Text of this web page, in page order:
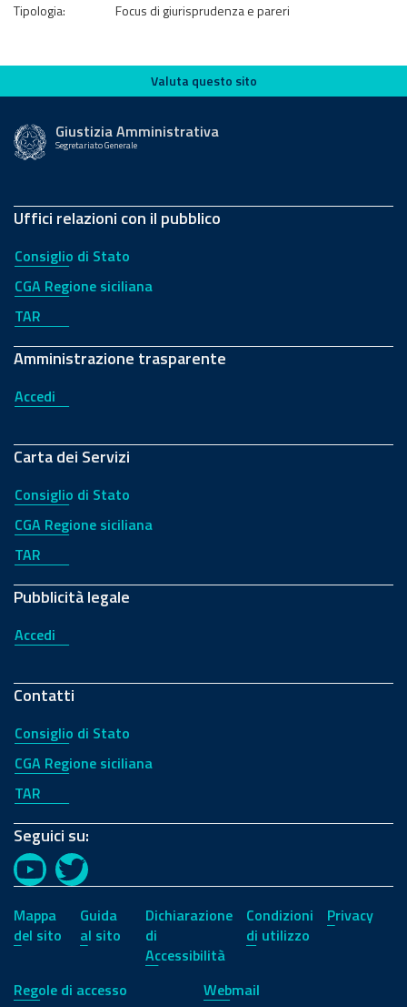
Tipologia:
Focus di giurisprudenza e pareri
Valuta questo sito
Valuta questo sito
Giustizia Amministrativa
Segretariato Generale
Uffici relazioni con il pubblico
Consiglio di Stato
CGA Regione siciliana
TAR
Amministrazione trasparente
Accedi
Carta dei Servizi
Consiglio di Stato
CGA Regione siciliana
TAR
Pubblicità legale
Accedi
Contatti
Consiglio di Stato
CGA Regione siciliana
TAR
Seguici su:
YouTubeTwitter
Mappa
del sito
Guida
al sito
Dichiarazione
di
Accessibilità
Condizioni
di utilizzo
Privacy
Regole di accesso Webmail